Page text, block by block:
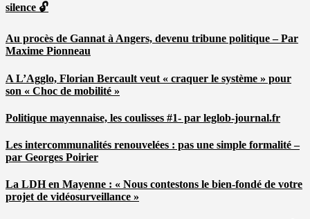
silence 🔓
Au procès de Gannat à Angers, devenu tribune politique – Par
Maxime Pionneau
A L’Agglo, Florian Bercault veut « craquer le système » pour
son « Choc de mobilité »
Politique mayennaise, les coulisses #1- par leglob-journal.fr
Les intercommunalités renouvelées : pas une simple formalité –
par Georges Poirier
La LDH en Mayenne : « Nous contestons le bien-fondé de votre
projet de vidéosurveillance »